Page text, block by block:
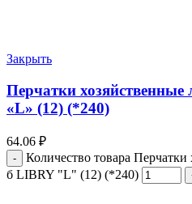
Закрыть
Перчатки
«L» (12) (*240)
64.06 ₽
Количество товара Перчатки
б LIBRY "L" (12) (*240)